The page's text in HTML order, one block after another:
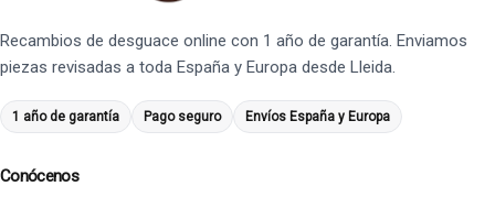
Recambios de desguace online con 1 año de garantía. Enviamos
piezas revisadas a toda España y Europa desde Lleida.
1 año de garantía Pago seguro Envíos España y Europa
Conócenos